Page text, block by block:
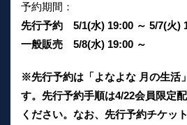
予約期間：
先行予約 5/1(水) 19:00 ～ 5/7(火)
一般販売 5/8(水) 19:00 ～
※先行予約は「よなよな 月の生活
す。先行予約手順は4/22会員限定
ください。なお、先行予約チケッ